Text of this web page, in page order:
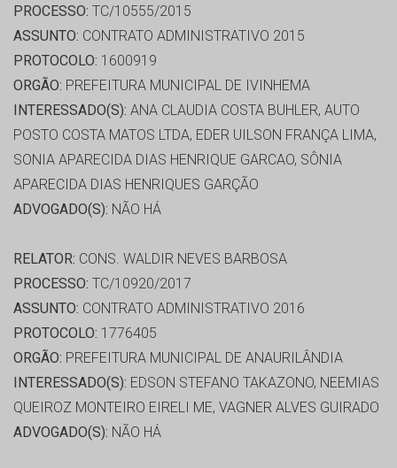
PROCESSO: TC/10555/2015
ASSUNTO: CONTRATO ADMINISTRATIVO 2015
PROTOCOLO: 1600919
ORGÃO: PREFEITURA MUNICIPAL DE IVINHEMA
INTERESSADO(S): ANA CLAUDIA COSTA BUHLER, AUTO
POSTO COSTA MATOS LTDA, EDER UILSON FRANÇA LIMA,
SONIA APARECIDA DIAS HENRIQUE GARCAO, SÔNIA
APARECIDA DIAS HENRIQUES GARÇÃO
ADVOGADO(S): NÃO HÁ
RELATOR: CONS. WALDIR NEVES BARBOSA
PROCESSO: TC/10920/2017
ASSUNTO: CONTRATO ADMINISTRATIVO 2016
PROTOCOLO: 1776405
ORGÃO: PREFEITURA MUNICIPAL DE ANAURILÂNDIA
INTERESSADO(S): EDSON STEFANO TAKAZONO, NEEMIAS
QUEIROZ MONTEIRO EIRELI ME, VAGNER ALVES GUIRADO
ADVOGADO(S): NÃO HÁ